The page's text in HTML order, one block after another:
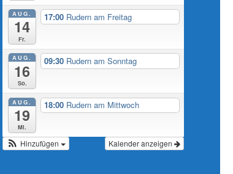
AUG.
14
Fr.
17:00 Rudern am Freitag
AUG.
16
So.
09:30 Rudern am Sonntag
AUG.
19
Mi.
18:00 Rudern am Mittwoch
Kalender anzeigen
Hinzufügen